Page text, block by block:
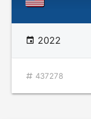
2022
437278